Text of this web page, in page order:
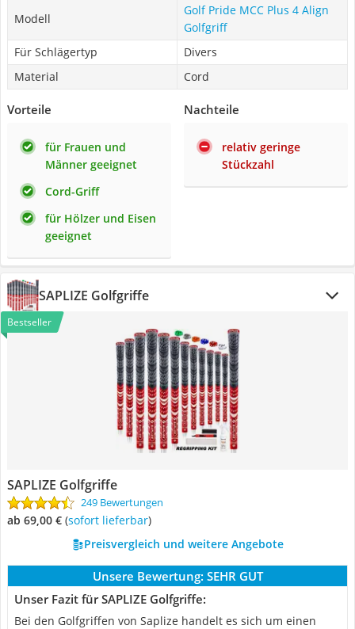
Modell
Golf Pride MCC Plus 4 Align
Golfgriff
Für Schlägertyp
Divers
Material
Cord
Vorteile
für Frauen und
Männer geeignet
Cord-Griff
für Hölzer und Eisen
geeignet
Nachteile
relativ geringe
Stückzahl
SAPLIZE Golfgriffe
Bestseller
SAPLIZE Golfgriffe
249 Bewertungen
ab 69,00 € ( Sofort lieferbar)
Preisvergleich und weitere Angebote
Unsere Bewertung: SEHR GUT
Unser Fazit für SAPLIZE Golfgriffe:
Bei den Golfgriffen von Saplize handelt es sich um einen